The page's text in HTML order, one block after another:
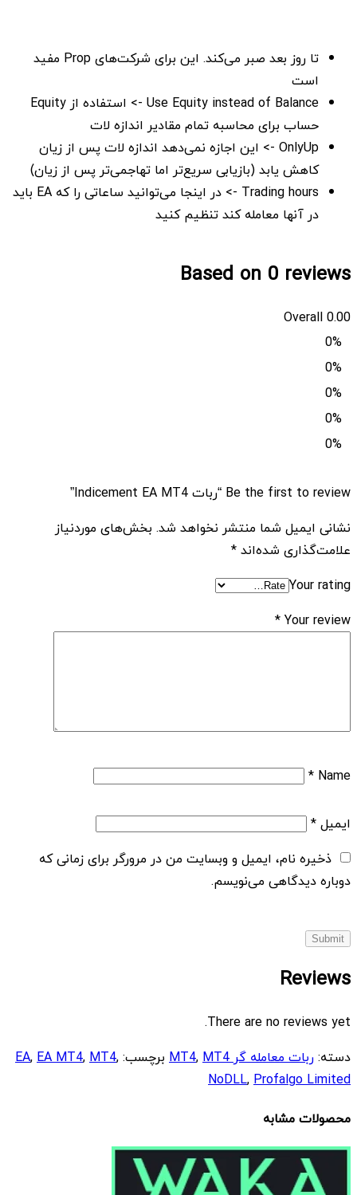
تا روز بعد صبر می‌کند. این برای شرکت‌های Prop مفید
است
Use Equity instead of Balance -> استفاده از Equity
حساب برای محاسبه تمام مقادیر اندازه لات
OnlyUp -> این اجازه نمی‌دهد اندازه لات پس از زیان
کاهش یابد (بازیابی سریع‌تر اما تهاجمی‌تر پس از زیان)
Trading hours -> در اینجا می‌توانید ساعاتی را که EA باید
در آنها معامله کند تنظیم کنید
Based on 0 reviews
0.00
Overall
0%
0%
0%
0%
0%
Be the first to review “ربات Indicement EA MT4”
نشانی ایمیل شما منتشر نخواهد شد. بخش‌های موردنیاز
علامت‌گذاری شده‌اند*
Your rating
Your review
*
Name
*
ایمیل*
ذخیره نام، ایمیل و وبسایت من در مرورگر برای زمانی که
دوباره دیدگاهی می‌نویسم.
Reviews
There are no reviews yet.
دسته:ربات معامله گر MT4 ,MT4 برچسب: EA,EA MT4,MT4,
NoDLL,Profalgo Limited
محصولات مشابه